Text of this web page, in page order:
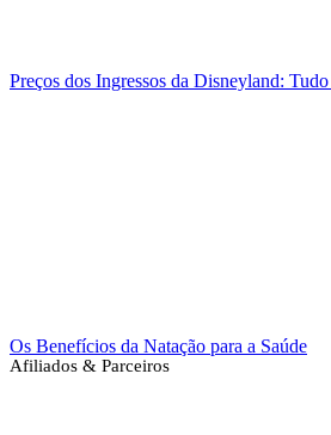
Preços dos Ingressos da Disneyland:
Os Benefícios da Natação para a Saúde
Afiliados & Parceiros